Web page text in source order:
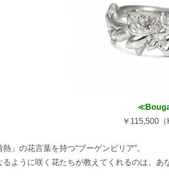
￥115,500（
熱」の花言葉を持つ“ブーゲンビリア”。
るように咲く花たちが教えてくれるのは、あ